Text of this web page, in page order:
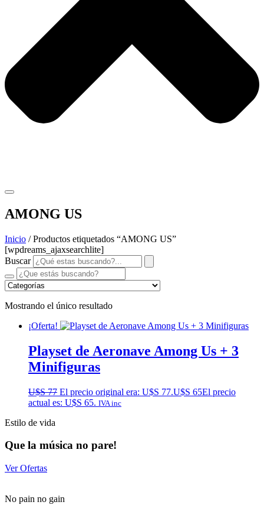
AMONG US
Inicio / Productos etiquetados “AMONG US”
[wpdreams_ajaxsearchlite]
Buscar
Mostrando el único resultado
¡Oferta!
Playset de Aeronave Among Us + 3
Minifiguras
U$S77 El precio original era: U$S 77.U$S 65El precio
actual es: U$S 65. IVA inc
Estilo de vida
Que la música no pare!
Ver Ofertas
No pain no gain